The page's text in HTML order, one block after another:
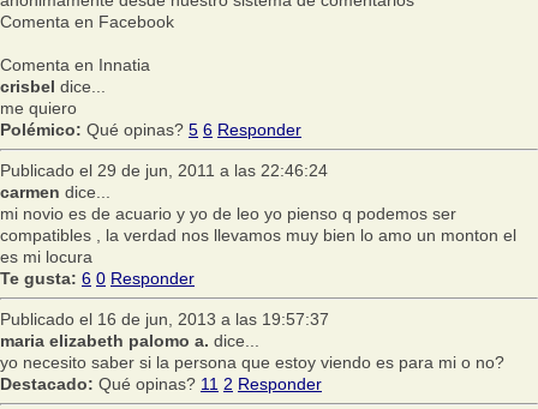
Comenta en Facebook
Comenta en Innatia
crisbel dice...
me quiero
Polémico: Qué opinas? 5 6 Responder
Publicado el 29 de jun, 2011 a las 22:46:24
carmen dice...
mi novio es de acuario y yo de leo yo pienso q podemos ser
compatibles , la verdad nos llevamos muy bien lo amo un monton el
es mi locura
Te gusta: 6 0 Responder
Publicado el 16 de jun, 2013 a las 19:57:37
maria elizabeth palomo a. dice...
yo necesito saber si la persona que estoy viendo es para mi o no?
Destacado: Qué opinas? 11 2 Responder